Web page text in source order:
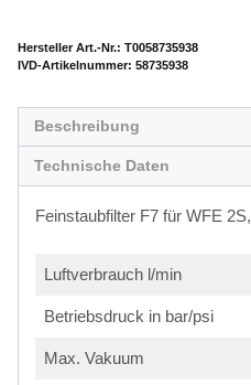
4V
Hersteller Art.-Nr.: T0058735938
Artikelnummer: 58735938
Beschreibung
Technische Daten
Feinstaubfilter F7 für WFE
Luftverbrauch l/min
Betriebsdruck in bar/psi
Max. Vakuum